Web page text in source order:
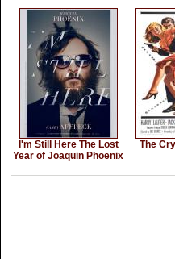
I'm Still Here The Lost
Year of Joaquin Phoenix
The